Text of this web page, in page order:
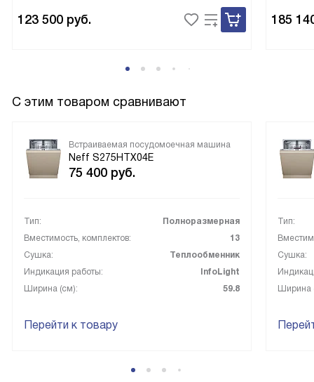
123 500 руб. 185
С этим товаром сравнивают
Встраиваемая посудомоечная машина
Neff S275HTX04E
75 400 руб.
Тип:
Полноразмерная
Вместимость, комплектов:
13
Сушка:
Теплообменник
Индикация работы:
InfoLight
Ширина (см):
59.8
Перейти к товару
Тип:
Сушка:
Ширина